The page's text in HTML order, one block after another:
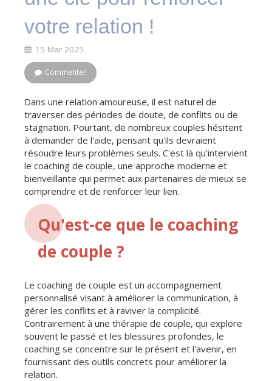
votre relation !
15 Mar 2025
Commenter
Dans une relation amoureuse, il est naturel de
traverser des périodes de doute, de conflits ou de
stagnation. Pourtant, de nombreux couples hésitent
à demander de l'aide, pensant qu'ils devraient
résoudre leurs problèmes seuls. C'est là qu'intervient
le coaching de couple, une approche moderne et
bienveillante qui permet aux partenaires de mieux se
comprendre et de renforcer leur lien.
Qu'est-ce que le coaching
de couple ?
Le coaching de couple est un accompagnement
personnalisé visant à améliorer la communication, à
gérer les conflits et à raviver la complicité.
Contrairement à une thérapie de couple, qui explore
souvent le passé et les blessures profondes, le
coaching se concentre sur le présent et l'avenir, en
fournissant des outils concrets pour améliorer la
relation.